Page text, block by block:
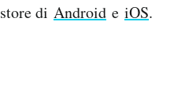
di Android e iOS.